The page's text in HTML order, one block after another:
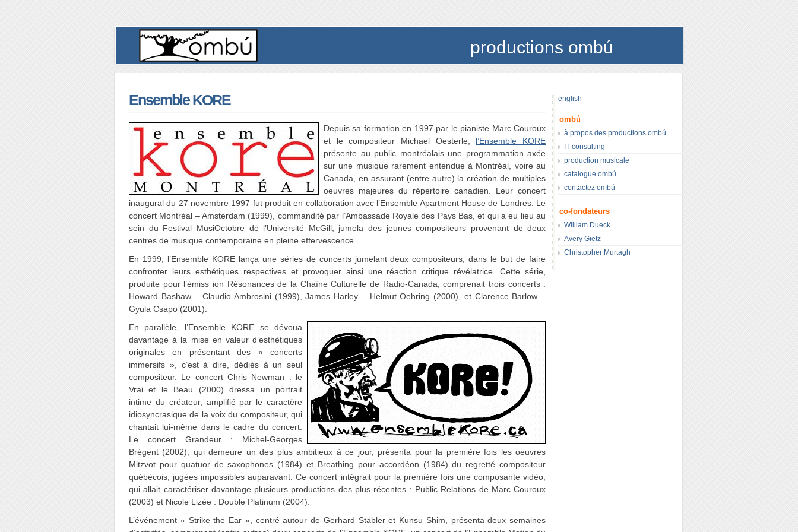
productions ombú
Ensemble KORE
Depuis sa formation en 1997 par le pianiste Marc Couroux
et le compositeur Michael Oesterle, l’Ensemble KORE
présente au public montréalais une programmation axée
sur une musique rarement entendue à Montréal, voire au
Canada, en assurant (entre autre) la création de multiples
oeuvres majeures du répertoire canadien. Leur concert
inaugural du 27 novembre 1997 fut produit en collaboration avec l’Ensemble Apartment House de Londres. Le
concert Montréal – Amsterdam (1999), commandité par l’Ambassade Royale des Pays Bas, et qui a eu lieu au
sein du Festival MusiOctobre de l’Université McGill, jumela des jeunes compositeurs provenant de deux
centres de musique contemporaine en pleine effervescence.
En 1999, l’Ensemble KORE lança une séries de concerts jumelant deux compositeurs, dans le but de faire
confronter leurs esthétiques respectives et provoquer ainsi une réaction critique révélatrice. Cette série,
produite pour l’émiss ion Résonances de la Chaîne Culturelle de Radio-Canada, comprenait trois concerts :
Howard Bashaw – Claudio Ambrosini (1999), James Harley – Helmut Oehring (2000), et Clarence Barlow –
Gyula Csapo (2001).
En parallèle, l’Ensemble KORE se dévoua
davantage à la mise en valeur d’esthétiques
originales en présentant des « concerts
immersifs », c’est à dire, dédiés à un seul
compositeur. Le concert Chris Newman : le
Vrai et le Beau (2000) dressa un portrait
intime du créateur, amplifié par le caractère
idiosyncrasique de la voix du compositeur, qui
chantait lui-même dans le cadre du concert.
Le concert Grandeur : Michel-Georges
Brégent (2002), qui demeure un des plus ambitieux à ce jour, présenta pour la première fois les oeuvres
Mitzvot pour quatuor de saxophones (1984) et Breathing pour accordéon (1984) du regretté compositeur
québécois, jugées impossibles auparavant. Ce concert intégrait pour la première fois une composante vidéo,
qui allait caractériser davantage plusieurs productions des plus récentes : Public Relations de Marc Couroux
(2003) et Nicole Lizée : Double Platinum (2004).
L’événement « Strike the Ear », centré autour de Gerhard Stäbler et Kunsu Shim, présenta deux semaines
english
ombú
à propos des productions ombú
IT consulting
production musicale
catalogue ombú
contactez ombú
co-fondateurs
William Dueck
Avery Gietz
Christopher Murtagh